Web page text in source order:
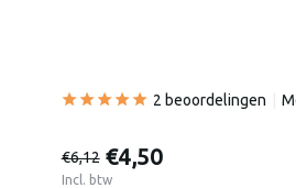
2 beoordelingen
€6,12 €4,50
Incl. btw